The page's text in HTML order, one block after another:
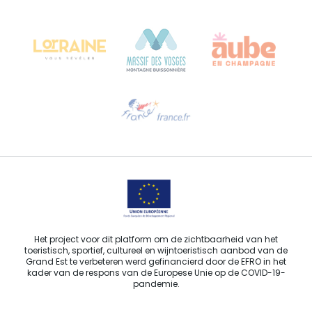
Stuur ons een e-mail
Het project voor dit platform om de zichtbaarheid van het
toeristisch, sportief, cultureel en wijntoeristisch aanbod van de
Grand Est te verbeteren werd gefinancierd door de EFRO in het
kader van de respons van de Europese Unie op de COVID-19-
pandemie.